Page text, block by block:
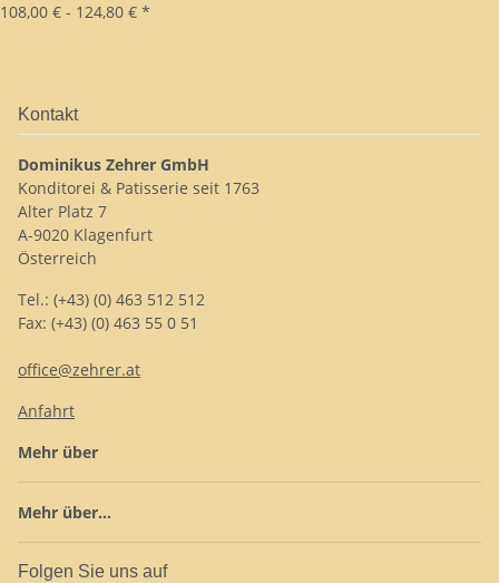
108,00 € - 124,80 € *
Kontakt
Dominikus Zehrer GmbH
Konditorei & Patisserie seit 1763
Alter Platz 7
A-9020 Klagenfurt
Österreich
Tel.: (+43) (0) 463 512 512
Fax: (+43) (0) 463 55 0 51
office@zehrer.at
Anfahrt
Mehr über
Mehr über...
Folgen Sie uns auf